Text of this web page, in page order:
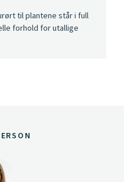
til plantene står i full
forhold for utallige